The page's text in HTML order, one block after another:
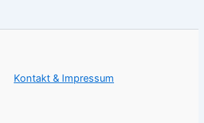
Kontakt & Impressum